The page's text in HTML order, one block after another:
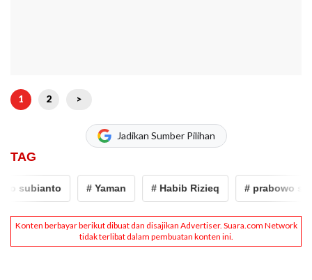
1 2 >
Jadikan Sumber Pilihan
TAG
subianto # Yaman # Habib Rizieq # prabowo